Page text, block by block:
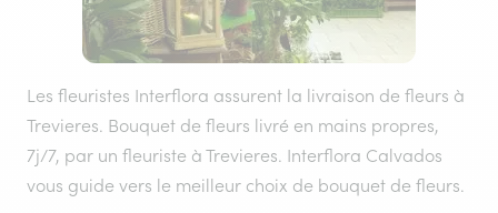
Les fleuristes Interflora assurent la livraison de fleurs à
Trevieres. Bouquet de fleurs livré en mains propres,
7j/7, par un fleuriste à Trevieres. Interflora Calvados
vous guide vers le meilleur choix de bouquet de fleurs.